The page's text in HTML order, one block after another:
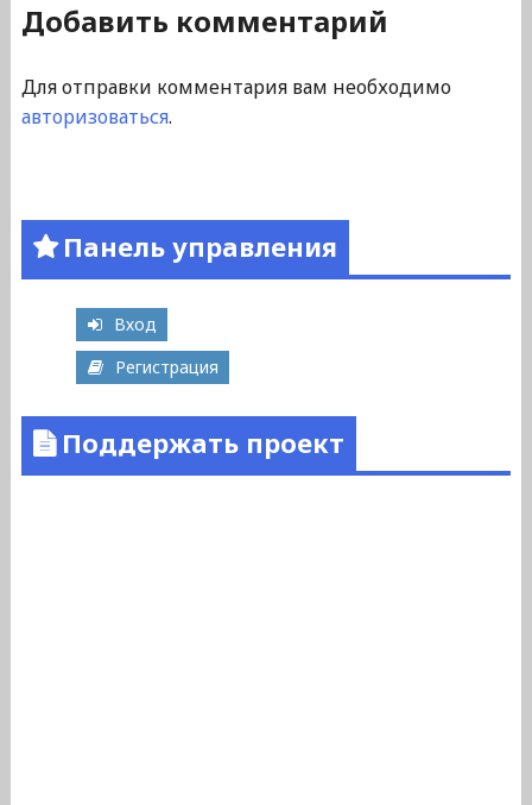
Добавить комментарий
Для отправки комментария вам необходимо
авторизоваться.
Панель управления
Вход
Регистрация
Поддержать проект